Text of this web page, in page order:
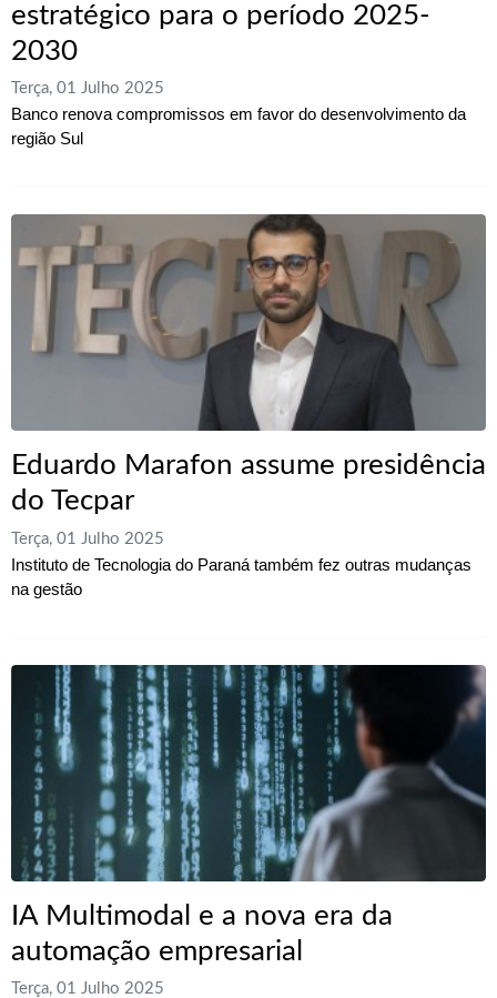
estratégico para o período 2025-
2030
Terça, 01 Julho 2025
Banco renova compromissos em favor do desenvolvimento da
região Sul
Eduardo Marafon assume presidência
do Tecpar
Terça, 01 Julho 2025
Instituto de Tecnologia do Paraná também fez outras mudanças
na gestão
IA Multimodal e a nova era da
automação empresarial
Terça, 01 Julho 2025